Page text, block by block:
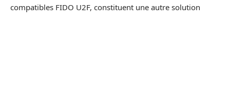
compatibles FIDO U2F, constituent une autre solution